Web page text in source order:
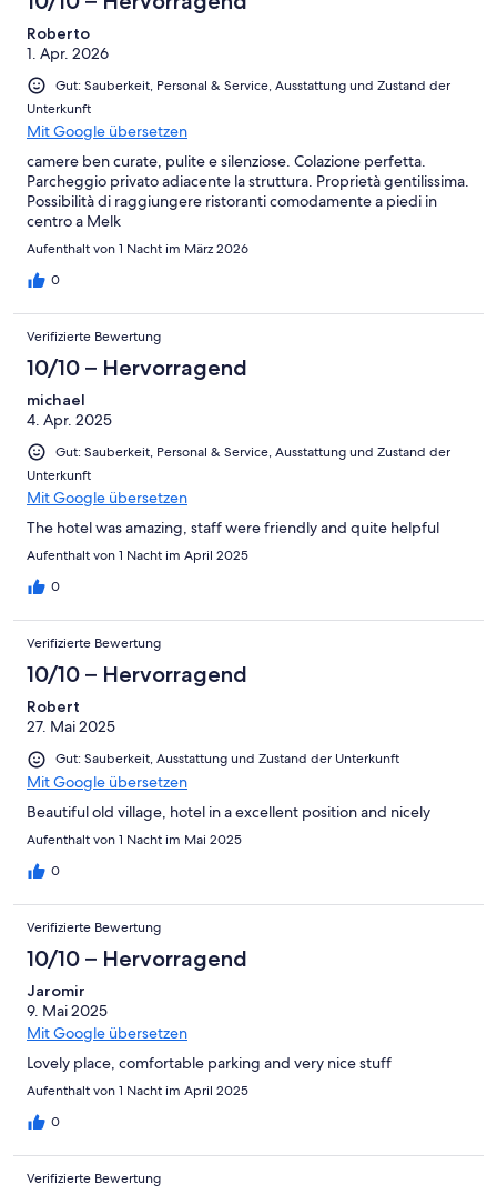
Roberto
1. Apr. 2026
Gut: Sauberkeit, Personal & Service, Ausstattung und Zustand der
Unterkunft
Mit Google übersetzen
camere ben curate, pulite e silenziose. Colazione perfetta.
Parcheggio privato adiacente la struttura. Proprietà gentilissima.
Possibilità di raggiungere ristoranti comodamente a piedi in
centro a Melk
Aufenthalt von 1 Nacht im März 2026
0
Verifizierte Bewertung
10/10 – Hervorragend
michael
4. Apr. 2025
Gut: Sauberkeit, Personal & Service, Ausstattung und Zustand der
Unterkunft
Mit Google übersetzen
The hotel was amazing, staff were friendly and quite helpful
Aufenthalt von 1 Nacht im April 2025
0
Verifizierte Bewertung
10/10 – Hervorragend
Robert
27. Mai 2025
Gut: Sauberkeit, Ausstattung und Zustand der Unterkunft
Mit Google übersetzen
Beautiful old village, hotel in a excellent position and nicely
Aufenthalt von 1 Nacht im Mai 2025
0
Verifizierte Bewertung
10/10 – Hervorragend
Jaromir
9. Mai 2025
Mit Google übersetzen
Lovely place, comfortable parking and very nice stuff
Aufenthalt von 1 Nacht im April 2025
0
Verifizierte Bewertung